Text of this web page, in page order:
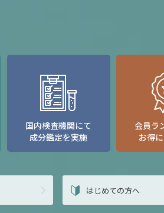
国内検査機関にて
成分鑑定を実施
会員ラ
お得
はじめての方へ